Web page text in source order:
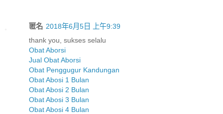
匿名 2018年6月5日 上午9:39
thank you, sukses selalu
Obat Aborsi
Jual Obat Aborsi
Obat Penggugur Kandungan
Obat Abosi 1 Bulan
Obat Abosi 2 Bulan
Obat Abosi 3 Bulan
Obat Abosi 4 Bulan